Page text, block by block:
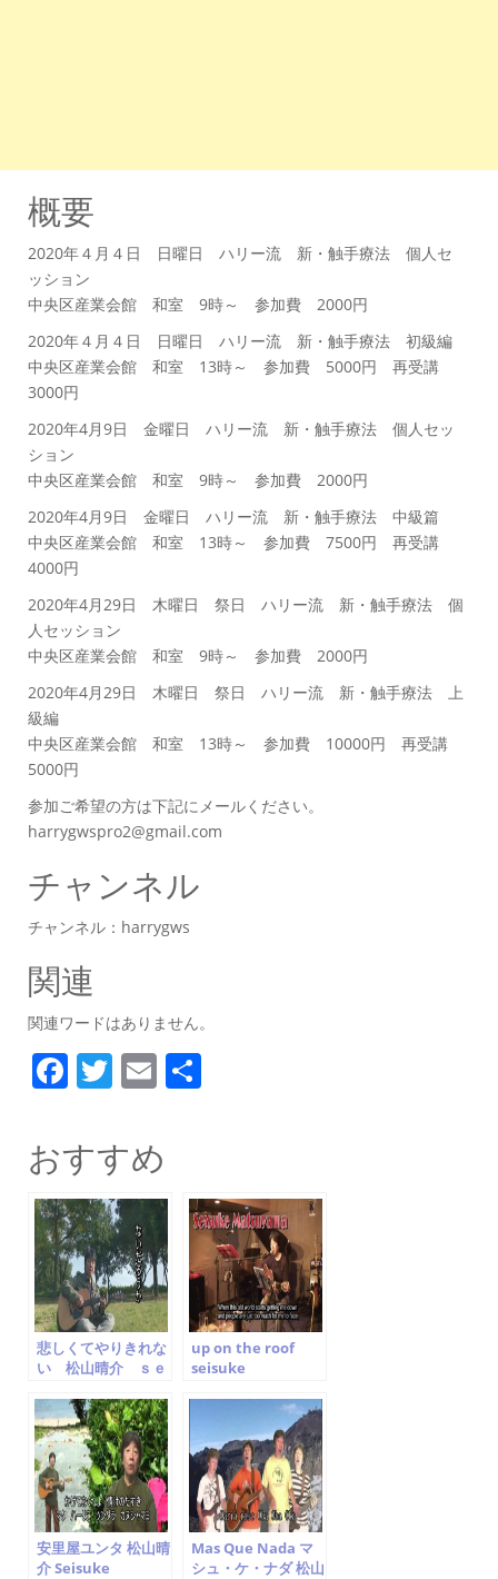
概要
2020年４月４日 日曜日 ハリー流 新・触手療法 個人セ
ッション
中央区産業会館 和室 9時～ 参加費 2000円
2020年４月４日 日曜日 ハリー流 新・触手療法 初級編
中央区産業会館 和室 13時～ 参加費 5000円 再受講
3000円
2020年4月9日 金曜日 ハリー流 新・触手療法 個人セッ
ション
中央区産業会館 和室 9時～ 参加費 2000円
2020年4月9日 金曜日 ハリー流 新・触手療法 中級篇
中央区産業会館 和室 13時～ 参加費 7500円 再受講
4000円
2020年4月29日 木曜日 祭日 ハリー流 新・触手療法 個
人セッション
中央区産業会館 和室 9時～ 参加費 2000円
2020年4月29日 木曜日 祭日 ハリー流 新・触手療法 上
級編
中央区産業会館 和室 13時～ 参加費 10000円 再受講
5000円
参加ご希望の方は下記にメールください。
harrygwspro2@gmail.com
チャンネル
チャンネル：harrygws
関連
関連ワードはありません。
F
c
e
b
o
o
k
T
itt
er
E
ai
l
おすすめ
悲しくてやりきれな
い 松山晴介 ｓｅ
ｓｕｙａｍａ
up on the roof
seisuke
king cover 松山晴
安里屋ユンタ 松山晴
介 Seisuke
Mas Que Nada マ
シュ・ケ・ナダ 松山